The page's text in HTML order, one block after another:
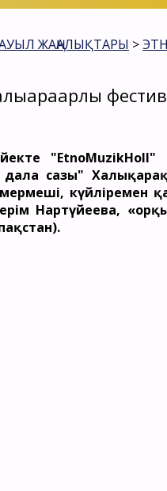
ЖАҢАЛЫҚТАРЫ >
"EtnoMuzikHoll"
сазы"
күйліремен
Нартүйеева,